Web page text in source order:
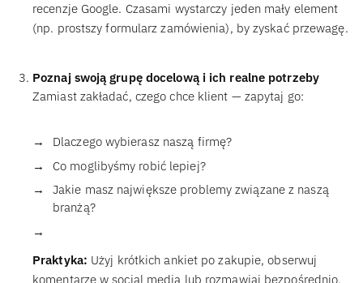
recenzje Google. Czasami wystarczy jeden mały element
(np. prostszy formularz zamówienia), by zyskać przewagę.
Poznaj swoją grupę docelową i ich realne potrzeby
Zamiast zakładać, czego chce klient — zapytaj go:
Dlaczego wybierasz naszą firmę?
Co moglibyśmy robić lepiej?
Jakie masz największe problemy związane z naszą
branżą?
Praktyka: Użyj krótkich ankiet po zakupie, obserwuj
komentarze w social media lub rozmawiaj bezpośrednio.